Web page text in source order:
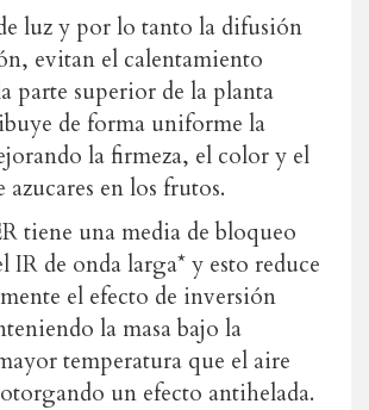
luz y por lo tanto la difusión
evitan el calentamiento
parte superior de la planta
de forma uniforme la
la firmeza, el color y el
en los frutos.
tiene una media de bloqueo
IR de onda larga* y esto reduce
el efecto de inversión
la masa bajo la
temperatura que el aire
un efecto antihelada.